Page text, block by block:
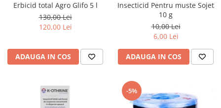
Erbicid total Agro Glifo 5 l
130,00 Lei
120,00 Lei
ADAUGA IN COS
Insecticid Pentru muste Sojet
10 g
10,00 Lei
6,00 Lei
ADAUGA IN COS
-5%